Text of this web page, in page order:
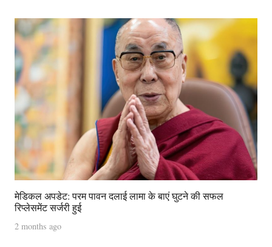
मेडिकल अपडेट: परम पावन दलाई लामा के बाएं घुटने की सफल
रिप्लेसमेंट सर्जरी हुई
2 months ago